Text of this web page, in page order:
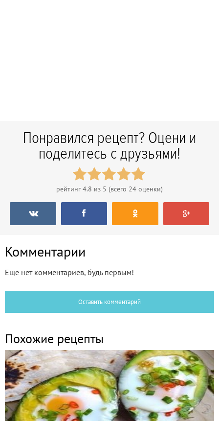
Понравился рецепт? Оцени и
поделитесь с друзьями!
рейтинг4.8 из 5 (всего 24 оценки)
Комментарии
Еще нет комментариев, будь первым!
Оставить комментарий
Похожие рецепты